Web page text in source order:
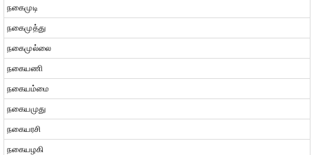
நகைமுடி
நகைமுத்து
நகைமுல்லை
நகையணி
நகையம்மை
நகையமுது
நகையரசி
நகையழகி